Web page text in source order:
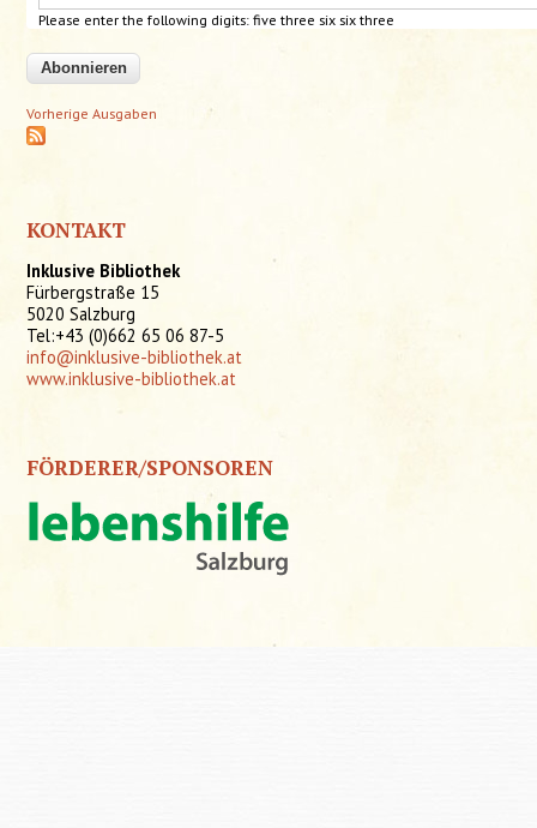
Please enter the following digits:five three six six three
Vorherige Ausgaben
KONTAKT
Inklusive Bibliothek
Fürbergstraße 15
5020 Salzburg
Tel:+43 (0)662 65 06 87-5
info@inklusive-bibliothek.at
www.inklusive-bibliothek.at
FÖRDERER/SPONSOREN